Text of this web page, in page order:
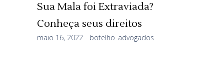
Sua Mala foi Extraviada?
Conheça seus direitos
maio 16, 2022 botelho_advogados